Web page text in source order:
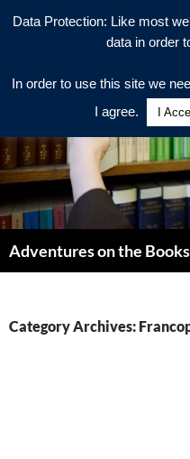
Adventures on the
Category Archives:
Data Protection: Like most
data in order
In order to use this site we
I agree.
I